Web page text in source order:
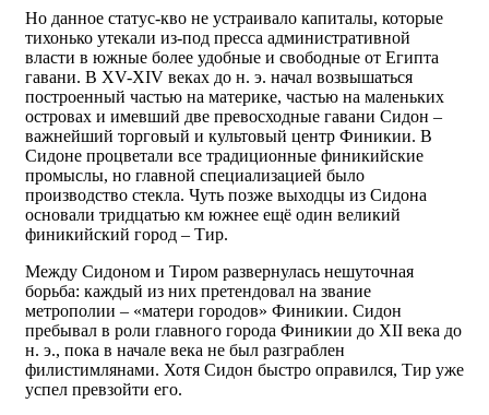
Но данное статус-кво не устраивало капиталы, которые
тихонько утекали из-под пресса административной
власти в южные более удобные и свободные от Египта
гавани. В XV-XIV веках до н. э. начал возвышаться
построенный частью на материке, частью на маленьких
островах и имевший две превосходные гавани Сидон –
важнейший торговый и культовый центр Финикии. В
Сидоне процветали все традиционные финикийские
промыслы, но главной специализацией было
производство стекла. Чуть позже выходцы из Сидона
основали тридцатью км южнее ещё один великий
финикийский город – Тир.
Между Сидоном и Тиром развернулась нешуточная
борьба: каждый из них претендовал на звание
метрополии – «матери городов» Финикии. Сидон
пребывал в роли главного города Финикии до XII века до
н. э., пока в начале века не был разграблен
филистимлянами. Хотя Сидон быстро оправился, Тир уже
успел превзойти его.